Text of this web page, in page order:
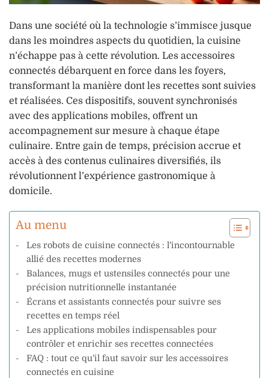
Dans une société où la technologie s’immisce jusque
dans les moindres aspects du quotidien, la cuisine
n’échappe pas à cette révolution. Les accessoires
connectés débarquent en force dans les foyers,
transformant la manière dont les recettes sont suivies
et réalisées. Ces dispositifs, souvent synchronisés
avec des applications mobiles, offrent un
accompagnement sur mesure à chaque étape
culinaire. Entre gain de temps, précision accrue et
accès à des contenus culinaires diversifiés, ils
révolutionnent l’expérience gastronomique à
domicile.
Au menu
Les robots de cuisine connectés : l’incontournable
allié des recettes modernes
Balances, mugs et ustensiles connectés pour une
précision nutritionnelle instantanée
Écrans et assistants connectés pour suivre ses
recettes en temps réel
Les applications mobiles indispensables pour
contrôler et enrichir ses recettes connectées
FAQ : tout ce qu’il faut savoir sur les accessoires
connectés en cuisine